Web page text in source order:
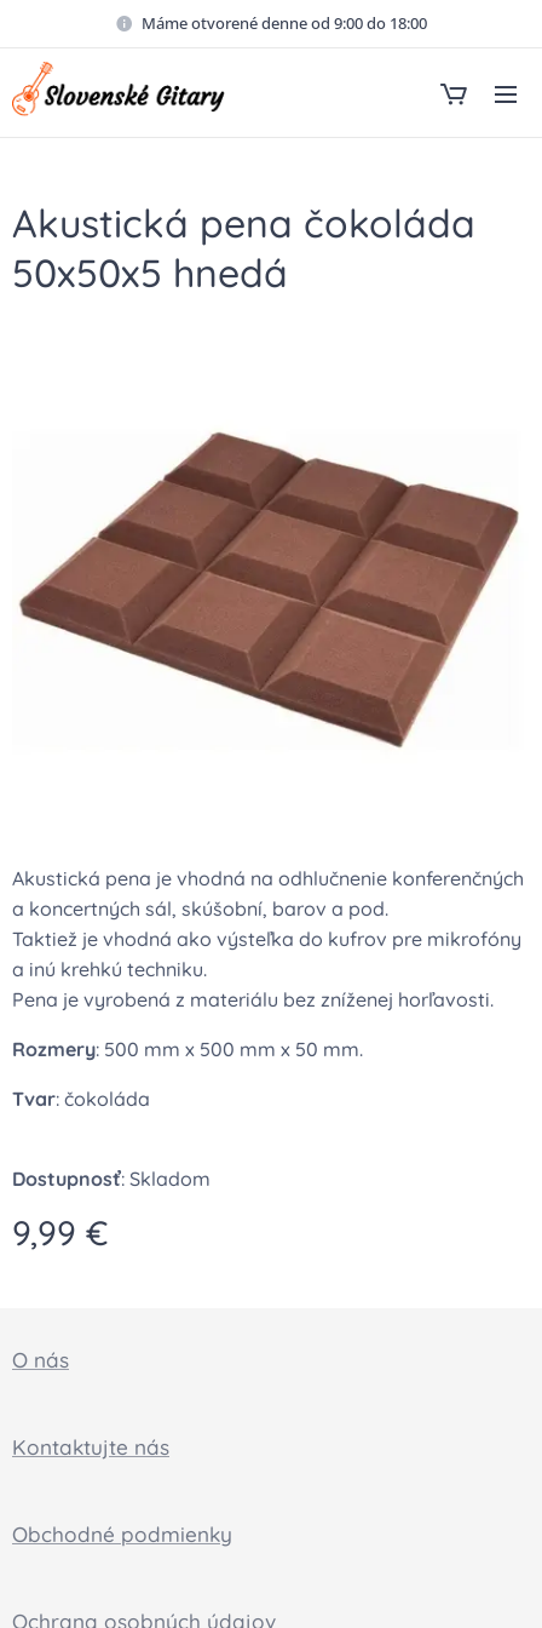
Máme otvorené denne od 9:00 do 18:00
Akustická pena čokoláda
50x50x5 hnedá
Akustická pena je vhodná na odhlučnenie konferenčných
a koncertných sál, skúšobní, barov a pod.
Taktiež je vhodná ako výsteľka do kufrov pre mikrofóny
a inú krehkú techniku.
Pena je vyrobená z materiálu bez zníženej horľavosti.
Rozmery: 500 mm x 500 mm x 50 mm.
Tvar: čokoláda
Dostupnosť: Skladom
9,99 €
O nás
Kontaktujte nás
Obchodné podmienky
Ochrana osobných údajov